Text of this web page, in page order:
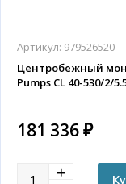
Артикул: 979526520
Центробежный
Pumps CL 40-530/2/
181 336 ₽